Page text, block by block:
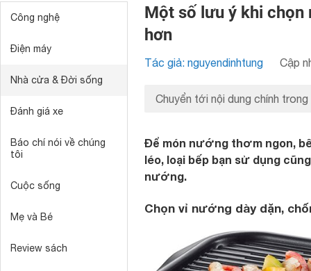
Công nghệ
Điện máy
Nhà cửa & Đời sống
Đánh giá xe
Báo chí nói về chúng
tôi
Cuộc sống
Mẹ và Bé
Review sách
Một số lưu ý khi chọn
hơn
Tác giả: nguyendinhtung Cập
Chuyển tới nội dung chính trong
Để món nướng thơm ngon,
léo, loại bếp bạn sử dụng
nướng.
Chọn vỉ nướng dày dặn,